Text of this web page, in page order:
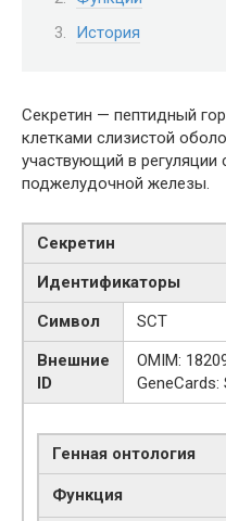
История
Секретин — пептидный
клетками слизистой
участвующий в регуляции
поджелудочной железы.
Секретин
Идентификаторы
Символ
SCT
Внешние
ID
OMIM:
GeneCards:
Генная онтология
Функция